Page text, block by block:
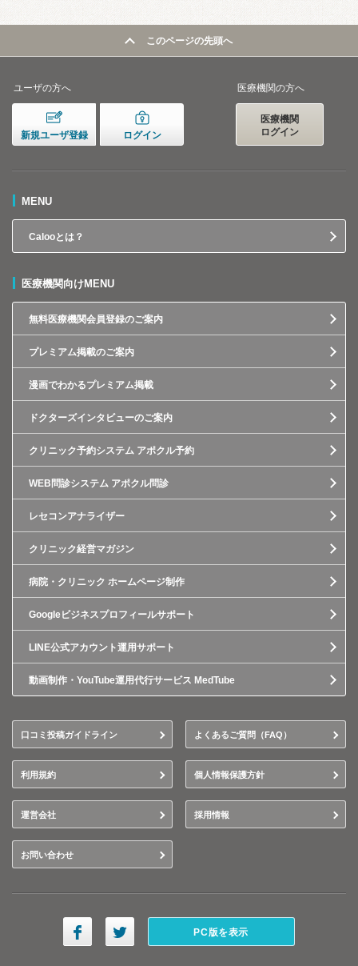
このページの先頭へ
ユーザの方へ
新規ユーザ登録 ログイン
医療機関の方へ
医療機関
ログイン
MENU
Calooとは？
医療機関向けMENU
無料医療機関会員登録のご案内
プレミアム掲載のご案内
漫画でわかるプレミアム掲載
ドクターズインタビューのご案内
クリニック予約システム アポクル予約
WEB問診システム アポクル問診
レセコンアナライザー
クリニック経営マガジン
病院・クリニック ホームページ制作
Googleビジネスプロフィールサポート
LINE公式アカウント運用サポート
動画制作・YouTube運用代行サービス MedTube
口コミ投稿ガイドライン よくあるご質問（FAQ）
利用規約 個人情報保護方針
運営会社 採用情報
お問い合わせ
PC版を表示